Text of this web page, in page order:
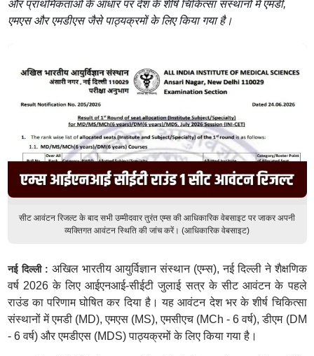
और प्राथमिकताओं के आधार पर देश के शीर्ष चिकित्सा संस्थानों में एमडी,
एमएस और एमडीएस जैसे पाठ्यक्रमों के लिए किया गया है।
सीट आवंटन रिजल्ट के बाद सभी उम्मीदवार तुरंत एम्स की आधिकारिक वेबसाइट पर जाकर अपनी
व्यक्तिगत आवंटन स्थिति की जांच करें। (आधिकारिक वेबसाइट)
नई दिल्ली : अखिल भारतीय आयुर्विज्ञान संस्थान (एम्स), नई दिल्ली ने शैक्षणिक
वर्ष 2026 के लिए आईएनआई-सीईटी जुलाई सत्र के सीट आवंटन के पहले
राउंड का परिणाम घोषित कर दिया है। यह आवंटन देश भर के शीर्ष चिकित्सा
संस्थानों में एमडी (MD), एमएस (MS), एमसीएच (MCh - 6 वर्ष), डीएम (DM
- 6 वर्ष) और एमडीएस (MDS) पाठ्यक्रमों के लिए किया गया है।